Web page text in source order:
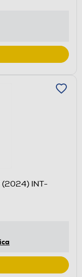
(2024) INT-